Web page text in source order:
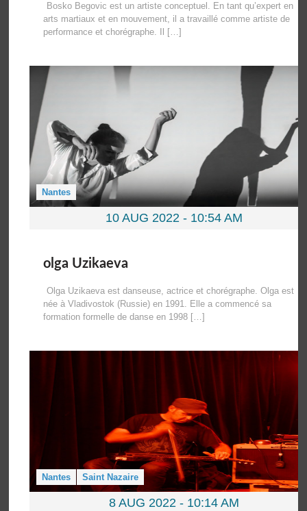
Bosko Begovic est un artiste conceptuel. En tant qu’expert en
arts martiaux et en mouvement, il a travaillé comme artiste de
performance et chorégraphe. Il […]
Nantes
10 AUG 2022 - 10:54 AM
olga Uzikaeva
Olga Uzikaeva est danseuse, actrice et chorégraphe. Olga est
née à Vladivostok (Russie) en 1991. Elle a commencé sa
formation formelle de danse en 1998 […]
Nantes Saint Nazaire
8 AUG 2022 - 10:14 AM